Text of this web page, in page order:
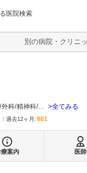
医院検索
外科 精神科 ... 全てみる
過去12ヶ月: 601
案内 医師